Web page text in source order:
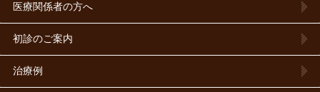
医療関係者の方へ
初診のご案内
治療例